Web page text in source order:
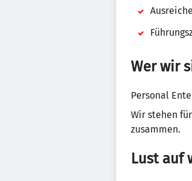
Wer wir
Personal
Wir stehen
zusammen.
Lust auf